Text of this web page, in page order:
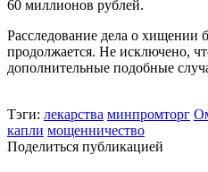
60 миллионов рублей.
Расследование дела о хищении
продолжается. Не исключено,
дополнительные подобные
Тэги: лекарства минпромторг
капли мощенничество
Поделиться публикацией